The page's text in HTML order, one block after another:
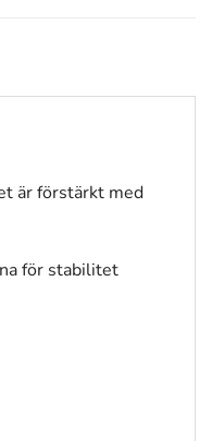
är förstärkt med
för stabilitet